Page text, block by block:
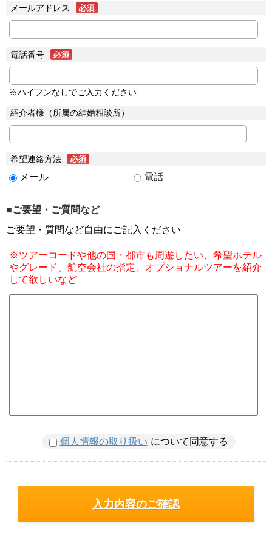
メールアドレス
電話番号
※ハイフンなしでご入力ください
紹介者様（所属の結婚相談所）
希望連絡方法
メール 電話
■ご要望・ご質問など
ご要望・質問など自由にご記入ください
※ツアーコードや他の国・都市も周遊したい、希望ホテル
やグレード、航空会社の指定、オプショナルツアーを紹介
して欲しいなど
個人情報の取り扱い について同意する